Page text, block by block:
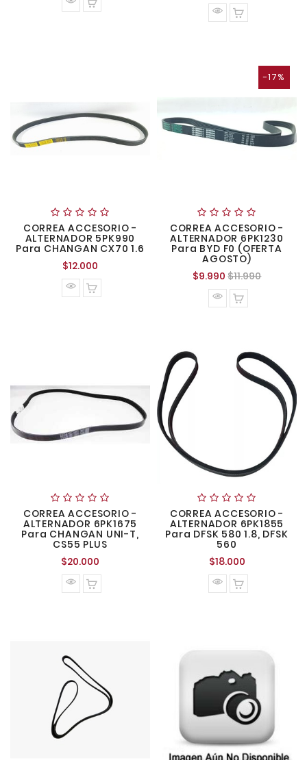
normal
CORREA ACCESORIO -
ALTERNADOR 5PK990
Para CHANGAN CX70 1.6
$12.000
normal
-17%
CORREA ACCESORIO -
ALTERNADOR 6PK1230
Para BYD F0 (OFERTA
AGOSTO)
$9.990 Precio
normal
$11.990Precio
CORREA ACCESORIO -
ALTERNADOR 6PK1675
Para CHANGAN UNI-T,
CS55 PLUS
$20.000
normal
CORREA ACCESORIO -
ALTERNADOR 6PK1855
Para DFSK 580 1.8, DFSK
560
$18.000Precio
normal